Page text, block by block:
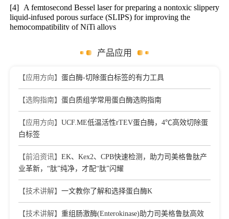
[4] A femtosecond Bessel laser for preparing a nontoxic slippery
liquid-infused porous surface (SLIPS) for improving the
hemocompatibility of NiTi alloys
10.1039/D0BM01369B |
IF：6.18
Haemadin Fusion Proteins for Prolonged Antithrombotic
Journal：BIOMACROMOLECULES | DOI：
Biofunctionalized fibrin gel co-embedded with BMSCs and
VEGF for accelerating skin injury repair
Journal：Materials Science & Engineering C-Materials for
Biological Applications | DOI：
10.1016/j.msec.2020.111749 | IF：5.88
[7] Injectable and biofunctionalized fibrin hydrogels co-
embedded with stem cells induce hair follicle genesis
Journal：Regenerative Biomaterials | DOI：
10.1093/rb/rbac086 | IF：5.76
产品应用
【应用方向】 蛋白酶-切除蛋白标签的有力工具
【选购指南】 蛋白质组学常用蛋白酶选购指南
【应用方向】 UCF.ME低温活性rTEV蛋白酶，4℃高效切除蛋
白标签
【前沿资讯】 EK、Kex2、CPB快速检测，助力司美格鲁肽产
业革新，“肽”纯净，才配“肽”闪耀
【技术讲解】 一文教你了解和选择蛋白酶K
【技术讲解】 重组肠激酶(Enterokinase)助力司美格鲁肽高效